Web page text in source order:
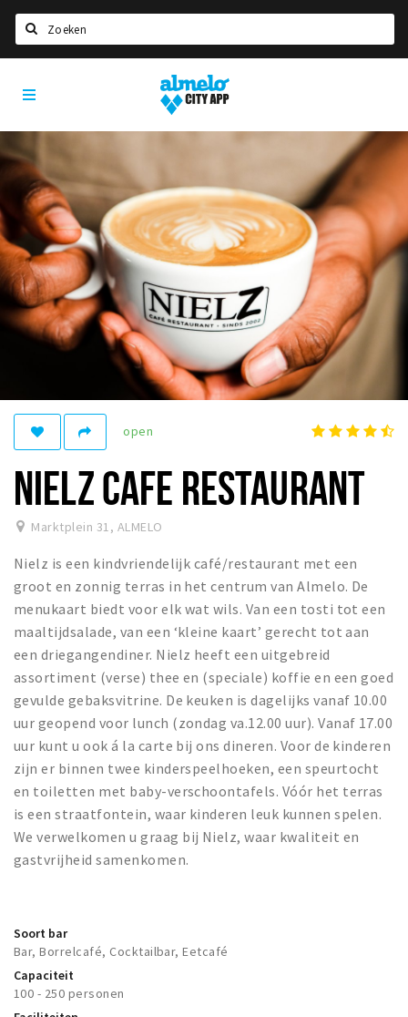
Home
Agenda
Deals
Nieuws
Vacatures
Eten
Drinken
Slapen
Recreatief
Winkels
Winkelgebieden
Bezienswaardigheden
Musea, theaters & podia
Uitjes & activiteiten
Toeristische routes
Natuurgebieden
Inloggen
Almelo
City
open
NIELZ CAFE RESTAURANT
Marktplein 31, ALMELO
Nielz is een kindvriendelijk café/restaurant met een
groot en zonnig terras in het centrum van Almelo. De
menukaart biedt voor elk wat wils. Van een tosti tot een
maaltijdsalade, van een ‘kleine kaart’ gerecht tot aan
een driegangendiner. Nielz heeft een uitgebreid
assortiment (verse) thee en (speciale) koffie en een goed
gevulde gebaksvitrine. De keuken is dagelijks vanaf 10.00
uur geopend voor lunch (zondag va.12.00 uur). Vanaf 17.00
uur kunt u ook á la carte bij ons dineren. Voor de kinderen
zijn er binnen twee kinderspeelhoeken, een speurtocht
en toiletten met baby-verschoontafels. Vóór het terras
is een straatfontein, waar kinderen leuk kunnen spelen.
We verwelkomen u graag bij Nielz, waar kwaliteit en
gastvrijheid samenkomen.
Soort bar
Bar, Borrelcafé, Cocktailbar, Eetcafé
Capaciteit
100 - 250 personen